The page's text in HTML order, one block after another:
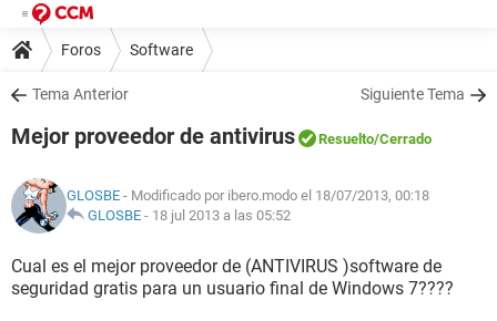
Foros Software
Tema Anterior Siguiente Tema
Mejor proveedor de antivirus Resuelto/Cerrado
GLOSBE - Modificado por ibero.modo el 18/07/2013, 00:18
GLOSBE - 18 jul 2013 a las 05:52
Cual es el mejor proveedor de (ANTIVIRUS )software de
seguridad gratis para un usuario final de Windows 7????